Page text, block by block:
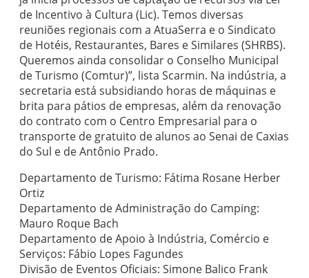
de Incentivo à Cultura (Lic). Temos diversas
reuniões regionais com a AtuaSerra e o Sindicato
de Hotéis, Restaurantes, Bares e Similares (SHRBS).
Queremos ainda consolidar o Conselho Municipal
de Turismo (Comtur)”, lista Scarmin. Na indústria, a
secretaria está subsidiando horas de máquinas e
brita para pátios de empresas, além da renovação
do contrato com o Centro Empresarial para o
transporte de gratuito de alunos ao Senai de Caxias
do Sul e de Antônio Prado.
Departamento de Turismo: Fátima Rosane Herber
Ortiz
Departamento de Administração do Camping:
Mauro Roque Bach
Departamento de Apoio à Indústria, Comércio e
Serviços: Fábio Lopes Fagundes
Divisão de Eventos Oficiais: Simone Balico Frank